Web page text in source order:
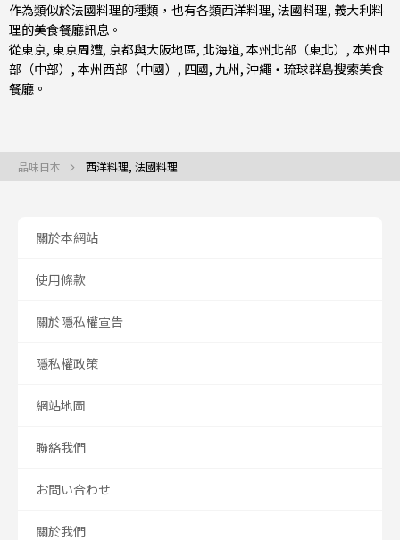
作為類似於法國料理的種類，也有各類西洋料理, 法國料理, 義大利料
理的美食餐廳訊息。
從東京, 東京周遭, 京都與大阪地區, 北海道, 本州北部（東北） , 本州中
部（中部） , 本州西部（中國） , 四國, 九州, 沖繩・琉球群島搜索美食
餐廳。
品味日本 西洋料理, 法國料理
關於本網站
使用條款
關於隱私權宣告
隱私權政策
網站地圖
聯絡我們
お問い合わせ
關於我們